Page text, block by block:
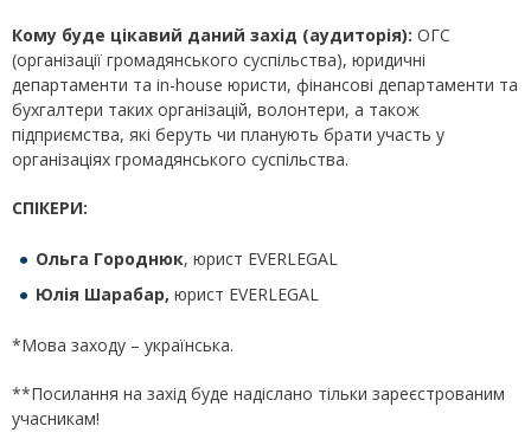
Кому буде цікавий даний захід (аудиторія): ОГС
(організації громадянського суспільства), юридичні
департаменти та in-house юристи, фінансові департаменти та
бухгалтери таких організацій, волонтери, а також
підприємства, які беруть чи планують брати участь у
організаціях громадянського суспільства.
CПІКЕРИ:
Ольга Городнюк, юрист EVERLEGAL
Юлія Шарабар, юрист EVERLEGAL
*Мова заходу – українська.
**Посилання на захід буде надіслано тільки зареєстрованим
учасникам!